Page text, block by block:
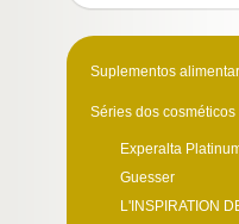
Suplementos
Séries dos cosméticos
Experalta
Guesser
L'INSPIRATION